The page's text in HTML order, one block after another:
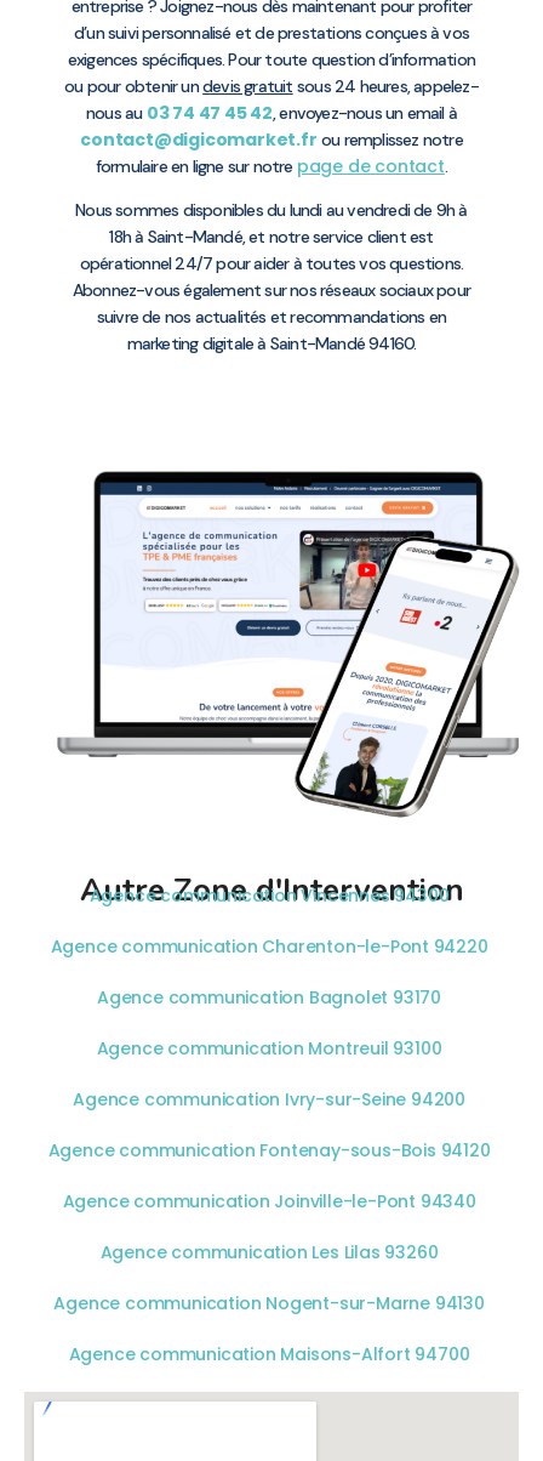
entreprise ? Joignez-nous dès maintenant pour profiter
d’un suivi personnalisé et de prestations conçues à vos
exigences spécifiques. Pour toute question d’information
ou pour obtenir undevis gratuit sous 24 heures, appelez-
nous au 03 74 47 45 42, envoyez-nous un email à
contact@digicomarket.fr ou remplissez notre
formulaire en ligne sur notre page de contact.
Nous sommes disponibles du lundi au vendredi de 9h à
18h à Saint-Mandé, et notre service client est
opérationnel 24/7 pour aider à toutes vos questions.
Abonnez-vous également sur nos réseaux sociaux pour
suivre de nos actualités et recommandations en
marketing digitale à Saint-Mandé 94160.
Autre Zone d'Intervention
Agence communication Vincennes 94300
Agence communication Charenton-le-Pont 94220
Agence communication Bagnolet 93170
Agence communication Montreuil 93100
Agence communication Ivry-sur-Seine 94200
Agence communication Fontenay-sous-Bois 94120
Agence communication Joinville-le-Pont 94340
Agence communication Les Lilas 93260
Agence communication Nogent-sur-Marne 94130
Agence communication Maisons-Alfort 94700